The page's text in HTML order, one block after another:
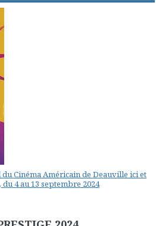
Cinéma Américain de Deauville ici et
4 au 13 septembre 2024